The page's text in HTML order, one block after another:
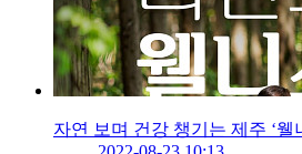
자연 보며 건강 챙기는 제주 ‘웰